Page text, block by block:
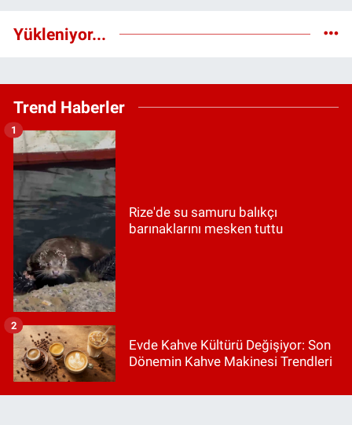
Yükleniyor...
Trend Haberler
Rize'de su samuru balıkçı
barınaklarını mesken tuttu
1
Evde Kahve Kültürü Değişiyor: Son
Dönemin Kahve Makinesi Trendleri
2